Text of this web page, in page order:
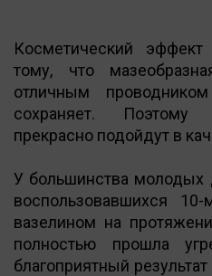
Косметический эффект
тому, что
отличным
сохраняет. Поэтому
прекрасно подойдут в
У большинства
воспользовавшихся
вазелином на
полностью прошла
благоприятный